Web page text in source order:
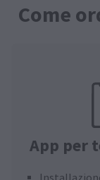
Come
App per